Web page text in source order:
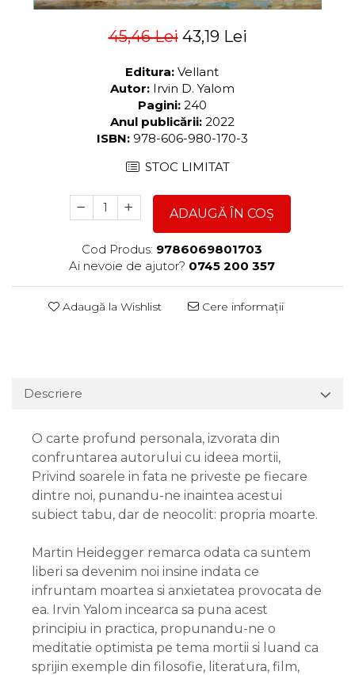
45,46 Lei 43,19 Lei
Editura: Vellant
Autor: Irvin D. Yalom
Pagini: 240
Anul publicării: 2022
ISBN: 978-606-980-170-3
STOC LIMITAT
ADAUGĂ ÎN COȘ
Cod Produs: 9786069801703
Ai nevoie de ajutor? 0745 200 357
Adaugă la Wishlist Cere informații
Descriere
O carte profund personala, izvorata din
confruntarea autorului cu ideea mortii,
Privind soarele in fata ne priveste pe fiecare
dintre noi, punandu-ne inaintea acestui
subiect tabu, dar de neocolit: propria moarte.
Martin Heidegger remarca odata ca suntem
liberi sa devenim noi insine indata ce
infruntam moartea si anxietatea provocata de
ea. Irvin Yalom incearca sa puna acest
principiu in practica, propunandu-ne o
meditatie optimista pe tema mortii si luand ca
sprijin exemple din filosofie, literatura, film,